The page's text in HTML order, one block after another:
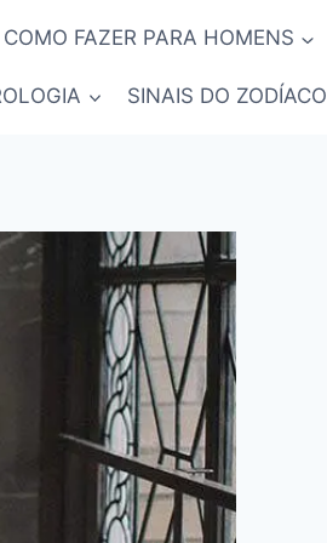
COMO FAZER PARA HOMENS
SINAIS DO ZODÍACO